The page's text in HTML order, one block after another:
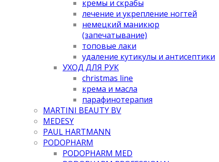
кремы и скрабы
лечение и укрепление ногтей
немецкий маникюр
(запечатывание)
топовые лаки
удаление кутикулы и антисептики
УХОД ДЛЯ РУК
christmas line
крема и масла
парафинотерапия
MARTINI BEAUTY BV
MEDESY
PAUL HARTMANN
PODOPHARM
PODOPHARM MED